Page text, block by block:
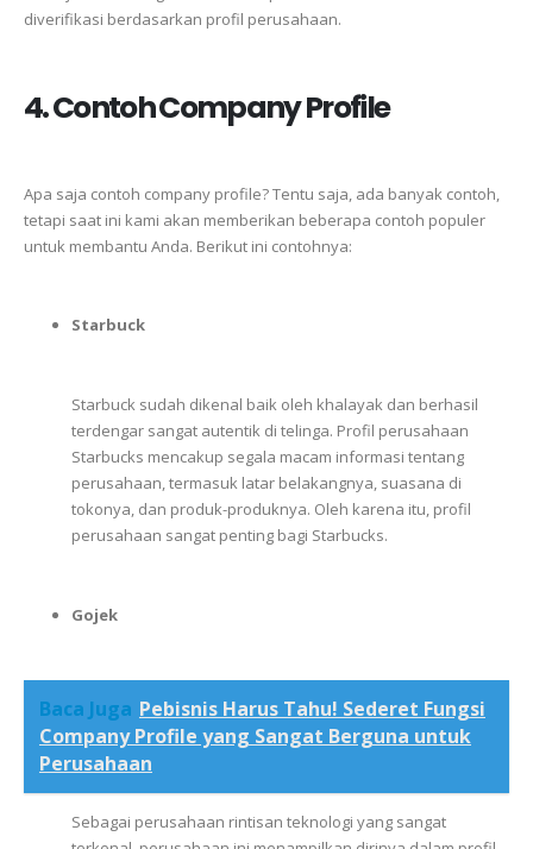
diverifikasi berdasarkan profil perusahaan.
4. Contoh Company Profile
Apa saja contoh company profile?Tentu saja, ada banyak contoh,
tetapi saat ini kami akan memberikan beberapa contoh populer
untuk membantu Anda. Berikut ini contohnya:
Starbuck
Starbuck sudah dikenal baik oleh khalayak dan berhasil
terdengar sangat autentik di telinga. Profil perusahaan
Starbucks mencakup segala macam informasi tentang
perusahaan,termasuk latar belakangnya, suasana di
tokonya, dan produk-produknya. Oleh karena itu, profil
perusahaan sangat penting bagi Starbucks.
Gojek
Baca Juga Pebisnis Harus Tahu! Sederet Fungsi
Company Profile yang Sangat Berguna untuk
Perusahaan
Sebagai perusahaan rintisan teknologi yang sangat